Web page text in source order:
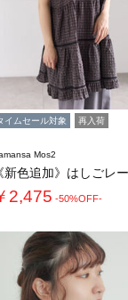
イムセール対象 再入荷
Mos2
2,475 -50%OFF-
4.9（30）